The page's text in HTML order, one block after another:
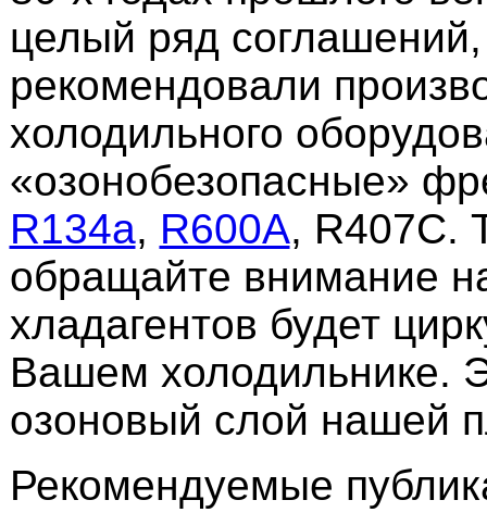
целый ряд
рекомендовали
холодильного
«озонобезопасные»
R134а, R600A, R407C.
обращайте внимание
хладагентов будет
Вашем холодильнике.
озоновый слой нашей
Рекомендуемые